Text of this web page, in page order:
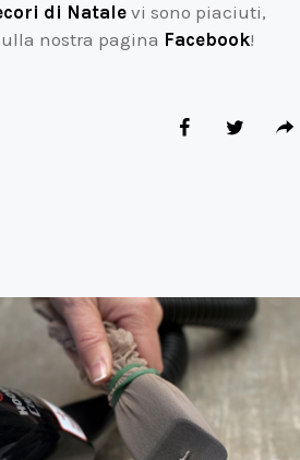
di Natale vi sono piaciuti,
nostra pagina Facebook!